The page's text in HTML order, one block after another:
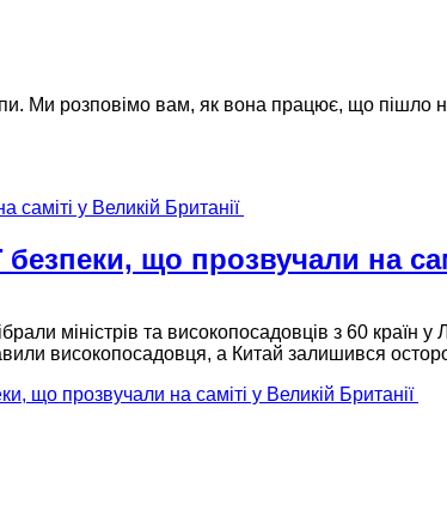
Ми розповімо вам, як вона працює, що пішло
що прозвучали на
міністрів та високопосадовців з 60 країн
високопосадовця, а Китай залишився
що прозвучали на саміті у Великій Британії